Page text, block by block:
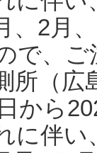
、2月
で、
所（
から
に伴い